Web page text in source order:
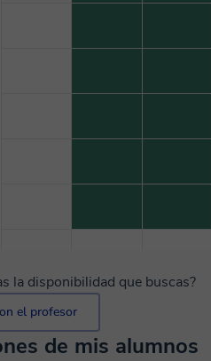
la disponibilidad que buscas?
el profesor
de mis alumnos